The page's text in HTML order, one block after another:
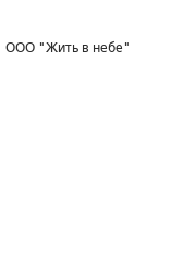
ООО "Жить в небе"